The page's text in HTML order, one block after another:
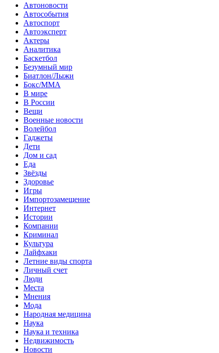
Автоновости
Автособытия
Автоспорт
Автоэксперт
Актеры
Аналитика
Баскетбол
Безумный мир
Биатлон/Лыжи
Бокс/MMA
В мире
В России
Вещи
Военные новости
Волейбол
Гаджеты
Дети
Дом и сад
Еда
Звёзды
Здоровье
Игры
Импортозамещение
Интернет
Истории
Компании
Криминал
Культура
Лайфхаки
Летние виды спорта
Личный счет
Люди
Места
Мнения
Мода
Народная медицина
Наука
Наука и техника
Недвижимость
Новости